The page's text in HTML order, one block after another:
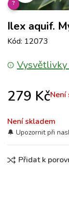
?
Ilex aquif.
Kód: 12073
279 KčNení
Není skladem
Přidat k